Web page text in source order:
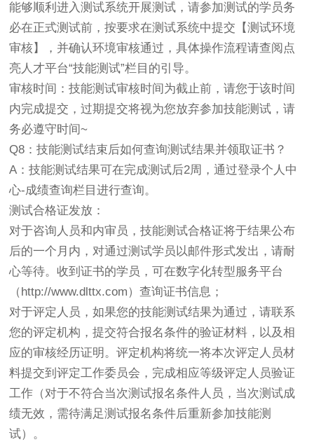
能够顺利进入测试系统开展测试，请参加测试的学员务
必在正式测试前，按要求在测试系统中提交【测试环境
审核】，并确认环境审核通过，具体操作流程请查阅点
亮人才平台“技能测试”栏目的引导。
审核时间：技能测试审核时间为截止前，请您于该时间
内完成提交，过期提交将视为您放弃参加技能测试，请
务必遵守时间~
Q8：技能测试结束后如何查询测试结果并领取证书？
A：技能测试结果可在完成测试后2周，通过登录个人中
心-成绩查询栏目进行查询。
测试合格证发放：
对于咨询人员和内审员，技能测试合格证将于结果公布
后的一个月内，对通过测试学员以邮件形式发出，请耐
心等待。收到证书的学员，可在数字化转型服务平台
（http://www.dlttx.com）查询证书信息；
对于评定人员，如果您的技能测试结果为通过，请联系
您的评定机构，提交符合报名条件的验证材料，以及相
应的审核经历证明。评定机构将统一将本次评定人员材
料提交到评定工作委员会，完成相应等级评定人员验证
工作（对于不符合当次测试报名条件人员，当次测试成
绩无效，需待满足测试报名条件后重新参加技能测
试）。